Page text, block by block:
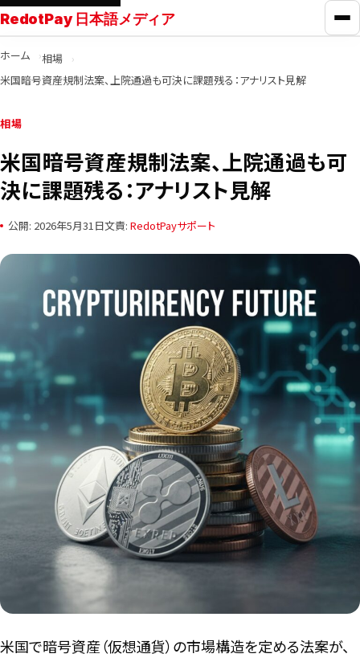
RedotPay 日本語メディア メ
RedotPayガイド
カード比較
学ぶ
ニュース
お問い合わせ
言語
ホーム
相場
米国暗号資産規制法案、上院通過も可決に課題残る：アナリスト見解
相場
米国暗号資産規制法案、上院通過も可
決に課題残る：アナリスト見解
公開: 2026年5月31日文責: RedotPayサポート
米国で暗号資産（仮想通貨）の市場構造を定める法案が、